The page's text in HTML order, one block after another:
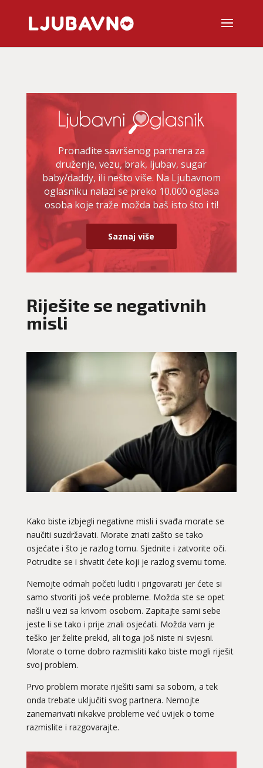
Pronađite savršenog partnera za
druženje, vezu, brak, ljubav, sugar
baby/daddy, ili nešto više. Na Ljubavnom
oglasniku nalazi se preko 10.000 oglasa
osoba koje traže možda baš isto što i ti!
Saznaj više
Riješite se negativnih
misli
Kako biste izbjegli negativne misli i svađa morate se
naučiti suzdržavati. Morate znati zašto se tako
osjećate i što je razlog tomu. Sjednite i zatvorite oči.
Potrudite se i shvatit ćete koji je razlog svemu tome.
Nemojte odmah početi luditi i prigovarati jer ćete si
samo stvoriti još veće probleme. Možda ste se opet
našli u vezi sa krivom osobom. Zapitajte sami sebe
jeste li se tako i prije znali osjećati. Možda vam je
teško jer želite prekid, ali toga još niste ni svjesni.
Morate o tome dobro razmisliti kako biste mogli riješit
svoj problem.
Prvo problem morate riješiti sami sa sobom, a tek
onda trebate uključiti svog partnera. Nemojte
zanemarivati nikakve probleme već uvijek o tome
razmislite i razgovarajte.